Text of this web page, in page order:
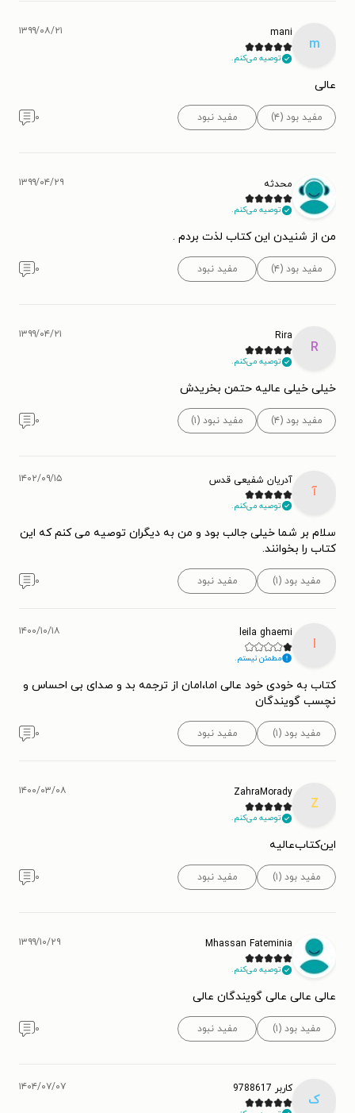
m
mani
توصیه می‌کنم.
۱۳۹۹/۰۸/۲۱
عالی
مفید بود (۴) مفید نبود ۰
محدثه
توصیه می‌کنم.
۱۳۹۹/۰۴/۲۹
من از شنیدن این کتاب لذت بردم .
مفید بود (۴) مفید نبود ۰
R
Rira
توصیه می‌کنم.
۱۳۹۹/۰۴/۲۱
خیلی خیلی عالیه حتمن بخریدش
مفید بود (۴) مفید نبود (۱) ۰
آ
آدریان شفیعی قدس
توصیه می‌کنم.
۱۴۰۲/۰۹/۱۵
سلام بر شما خیلی جالب بود و من به دیگران توصیه می کنم که این
کتاب را بخوانند.
مفید بود (۱) مفید نبود ۰
l
leila ghaemi
مطمئن نیستم.
۱۴۰۰/۱۰/۱۸
کتاب به خودی خود عالی اما،امان از ترجمه بد و صدای بی احساس و
نچسب گویندگان
مفید بود (۱) مفید نبود ۰
Z
ZahraMorady
توصیه می‌کنم.
۱۴۰۰/۰۳/۰۸
این‌کتاب‌عالیه
مفید بود (۱) مفید نبود ۰
Mhassan Fateminia
توصیه می‌کنم.
۱۳۹۹/۱۰/۲۹
عالی عالی عالی گویندگان عالی
مفید بود (۱) مفید نبود ۰
ک
کاربر 9788617 ۱۴۰۴/۰۷/۰۷